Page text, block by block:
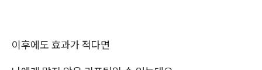
이후에도 효과가 적다면